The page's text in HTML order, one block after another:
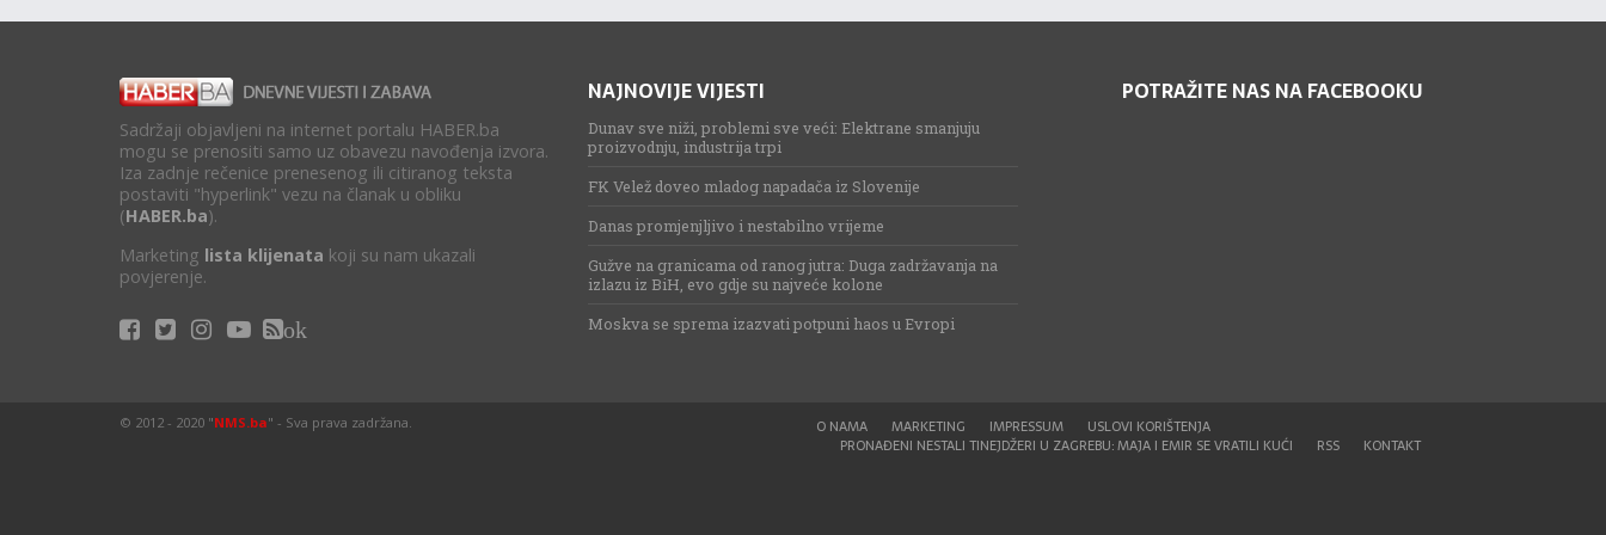
Sadržaji objavljeni na internet portalu HABER.ba
mogu se prenositi samo uz obavezu navođenja izvora.
Iza zadnje rečenice prenesenog ili citiranog teksta
postaviti "hyperlink" vezu na članak u obliku
(HABER.ba).
Marketing lista klijenata koji su nam ukazali
povjerenje.
ok
NAJNOVIJE VIJESTI
Dunav sve niži, problemi sve veći: Elektrane smanjuju
proizvodnju, industrija trpi
FK Velež doveo mladog napadača iz Slovenije
Danas promjenjljivo i nestabilno vrijeme
Gužve na granicama od ranog jutra: Duga zadržavanja na
izlazu iz BiH, evo gdje su najveće kolone
Moskva se sprema izazvati potpuni haos u Evropi
POTRAŽITE NAS NA FACEBOOKU
O NAMA MARKETING IMPRESSUM
USLOVI KORIŠTENJA
PRONAĐENI NESTALI TINEJDŽERI U ZAGREBU: MAJA I EMIR SE VRATILI KUĆI
RSS KONTAKT
© 2012 - 2020 "NMS.ba" - Sva prava zadržana.